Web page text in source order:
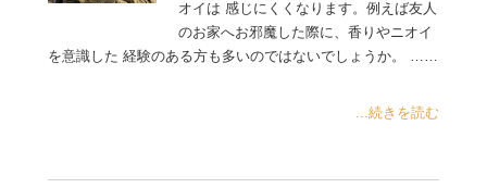
オイは 感じにくくなります。例えば友人
のお家へお邪魔した際に、香りやニオイ
を意識した 経験のある方も多いのではないでしょうか。 ……
...続きを読む